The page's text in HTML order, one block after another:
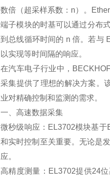
数倍（超采样系数：n）。
端子模块的时基可以通过分布
到总线循环时间的 n 倍。若与
以实现等时间隔的响应。
在汽车电子行业中，
采集提供了理想的解决方案。
业对精确控制和监测的需求。
一、高速数据采集
微秒级响应：EL3702模块基
和实时控制至关重要。无论是
应。
高精度测量：EL3702提供24